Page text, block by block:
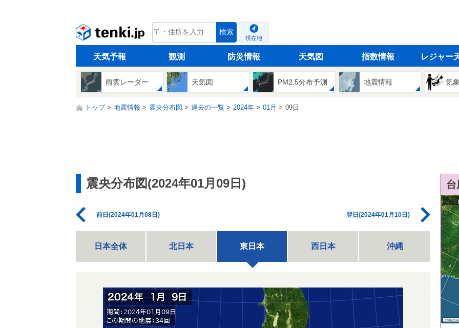
tenki.jp 検索
現在地
天気予報 観測 防災情報 天気図 指数情報 レジャー
雨雲レーダー 天気図 PM2.5分布予測 地震情報 気
トップ 地震情報 震央分布図 過去の一覧 2024年 01月 09日
震央分布図(2024年01月09日)
前日(2024年01月08日) 翌日(2024年01月10日)
日本全体 北日本 東日本 西日本 沖縄